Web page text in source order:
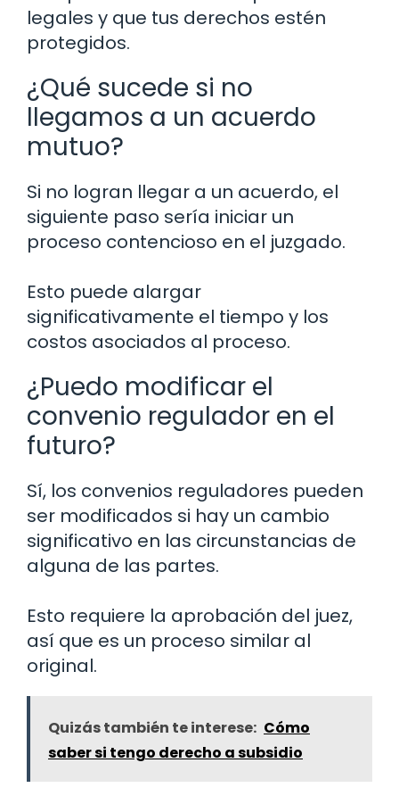
legales y que tus derechos estén
protegidos.
¿Qué sucede si no
llegamos a un acuerdo
mutuo?
Si no logran llegar a un acuerdo, el
siguiente paso sería iniciar un
proceso contencioso en el juzgado.
Esto puede alargar
significativamente el tiempo y los
costos asociados al proceso.
¿Puedo modificar el
convenio regulador en el
futuro?
Sí, los convenios reguladores pueden
ser modificados si hay un cambio
significativo en las circunstancias de
alguna de las partes.
Esto requiere la aprobación del juez,
así que es un proceso similar al
original.
Quizás también te interese: Cómo
saber si tengo derecho a subsidio